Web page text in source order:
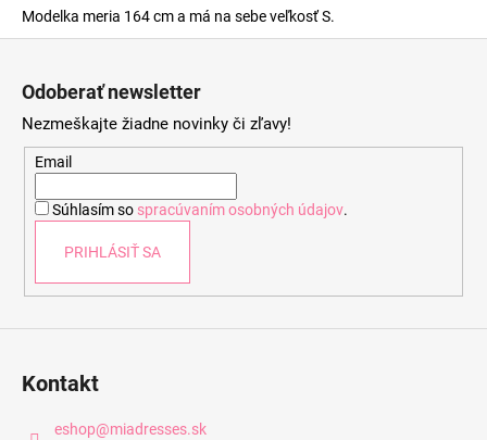
Modelka meria 164 cm a má na sebe veľkosť S.
Odoberať newsletter
Nezmeškajte žiadne novinky či zľavy!
Email
Súhlasím so spracúvaním osobných údajov.
PRIHLÁSIŤ SA
Kontakt
eshop@miadresses.sk